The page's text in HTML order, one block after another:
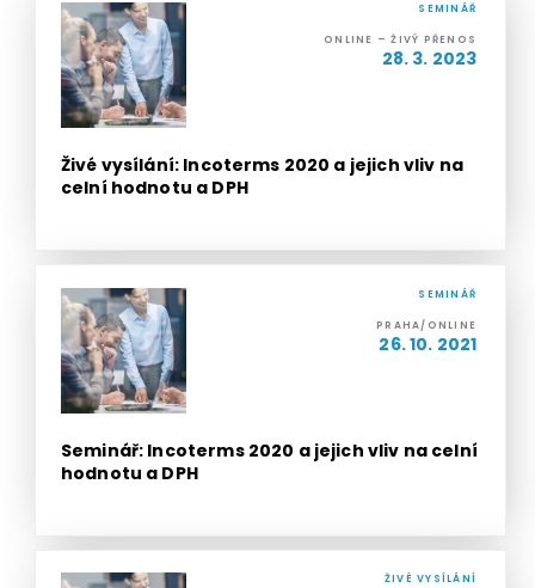
SEMINÁŘ
ONLINE – ŽIVÝ PŘENOS
28. 3. 2023
Živé vysílání: Incoterms 2020 a jejich vliv na
celní hodnotu a DPH
SEMINÁŘ
PRAHA/ONLINE
26. 10. 2021
Seminář: Incoterms 2020 a jejich vliv na celní
hodnotu a DPH
ŽIVÉ VYSÍLÁNÍ